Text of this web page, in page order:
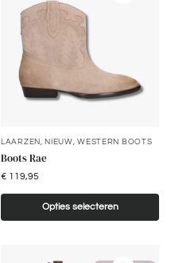
LAARZEN , NIEUW,WESTERN BOOTS
Boots Rae
€ 119,95
Opties selecteren